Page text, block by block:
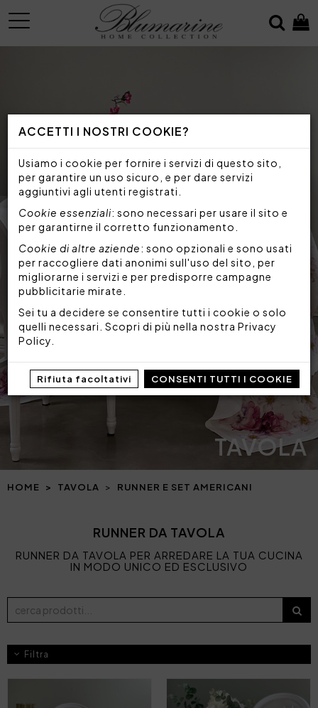
ACCETTI I NOSTRI COOKIE?
Usiamo i cookie per fornire i servizi di questo sito,
per garantire un uso sicuro, e per dare servizi
aggiuntivi agli utenti registrati.
Cookie essenziali: sono necessari per usare il sito e
per garantirne il corretto funzionamento.
Cookie di altre aziende: sono opzionali e sono usati
per raccogliere dati anonimi sull'uso del sito, per
migliorarne i servizi e per predisporre campagne
pubblicitarie mirate.
Sei tu a decidere se consentire tutti i cookie o solo
quelli necessari. Scopri di più nella nostra Privacy
Policy
Rifiuta facoltativi CONSENTI TUTTI I COOKIE
MENU
TAVOLA
HOME TAVOLA RUNNER E SET AMERICANI
RUNNER DA TAVOLA
RUNNER DA TAVOLA PER ARREDARE LA TUA CUCINA
IN MODO UNICO ED ESCLUSIVO
Filtra